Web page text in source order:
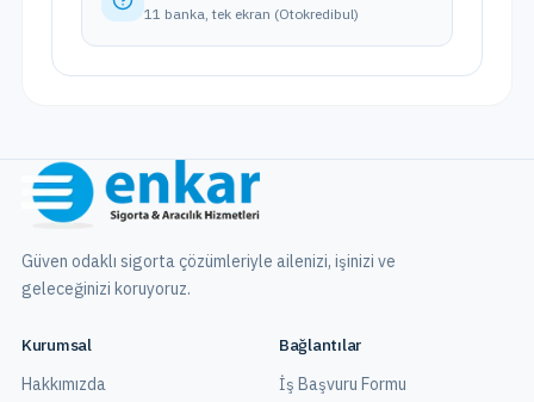
11 banka, tek ekran (Otokredibul)
Güven odaklı sigorta çözümleriyle ailenizi, işinizi ve
geleceğinizi koruyoruz.
Kurumsal
Hakkımızda
Bağlantılar
İş Başvuru Formu